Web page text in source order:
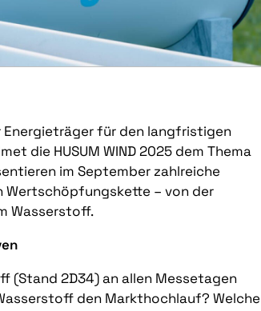
Energieträger für den langfristigen
die HUSUM WIND 2025 dem Thema
im September zahlreiche
Wertschöpfungskette – von der
Wasserstoff.
(Stand 2D34) an allen Messetagen
den Markthochlauf? Welche